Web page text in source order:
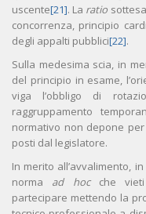
uscente[21]. La ratio
concorrenza, principio
degli appalti pubblici[22].
Sulla medesima scia, in
del principio in esame,
viga l’obbligo di
raggruppamento
normativo non depone
posti dal legislatore.
In merito all’avvalimento,
norma ad hoc che
partecipare mettendo la